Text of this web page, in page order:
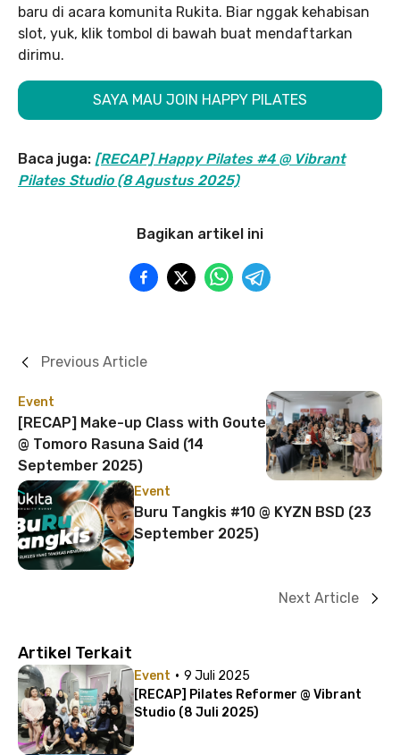
baru di acara komunita Rukita. Biar nggak kehabisan
slot, yuk, klik tombol di bawah buat mendaftarkan
dirimu.
SAYA MAU JOIN HAPPY PILATES
Baca juga: [RECAP] Happy Pilates #4 @ Vibrant
Pilates Studio (8 Agustus 2025)
Bagikan artikel ini
Event
[RECAP] Make-up Class with Goute
@ Tomoro Rasuna Said (14
September 2025)
Previous Article
Event
Buru Tangkis #10 @ KYZN BSD (23
September 2025)
Next Article
Artikel Terkait
Event · 9 Juli 2025
[RECAP] Pilates Reformer @ Vibrant
Studio (8 Juli 2025)